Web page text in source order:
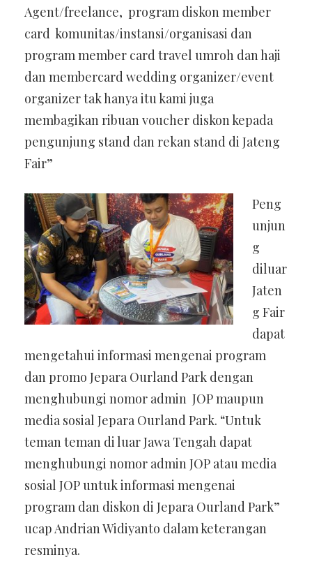
Agent/freelance, program diskon member
card komunitas/instansi/organisasi dan
program member card travel umroh dan haji
dan membercard wedding organizer/event
organizer tak hanya itu kami juga
membagikan ribuan voucher diskon kepada
pengunjung stand dan rekan stand di Jateng
Fair”
Peng
unjun
g
diluar
Jaten
g Fair
dapat
mengetahui informasi mengenai program
dan promo Jepara Ourland Park dengan
menghubungi nomor admin JOP maupun
media sosial Jepara Ourland Park. “Untuk
teman teman di luar Jawa Tengah dapat
menghubungi nomor admin JOP atau media
sosial JOP untuk informasi mengenai
program dan diskon di Jepara Ourland Park”
ucap Andrian Widiyanto dalam keterangan
resminya.